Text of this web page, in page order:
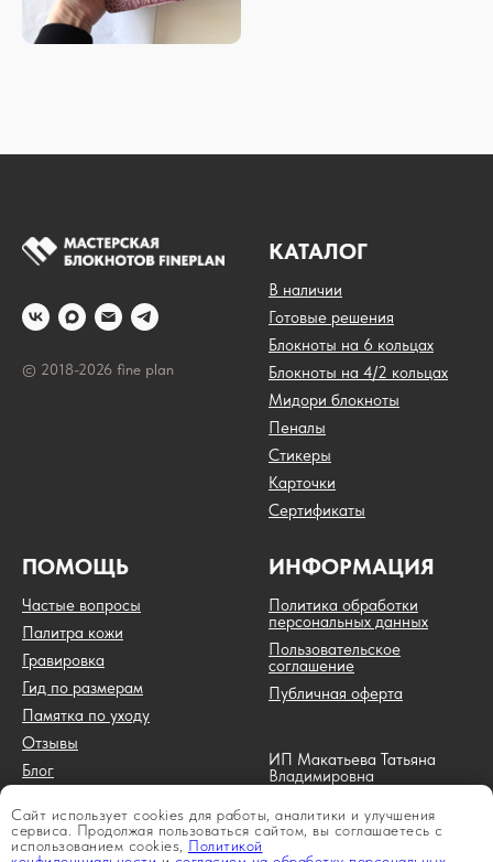
Сайт использует cookies для работы, аналитики и улучшения
сервиса. Продолжая пользоваться сайтом, вы соглашаетесь с
использованием cookies, Политикой
© 2018-2026 fine plan
КАТАЛОГ
В наличии
Готовые решения
Блокноты на 6 кольцах
Блокноты на 4/2 кольцах
Мидори блокноты
Пеналы
Стикеры
Карточки
Сертификаты
ПОМОЩЬ
Частые вопросы
Палитра кожи
Гравировка
Гид по размерам
Памятка по уходу
Отзывы
Блог
ИНФОРМАЦИЯ
Политика обработки
персональных данных
Пользовательское
соглашение
Публичная оферта
ИП Макатьева Татьяна
Владимировна
ОГРН 320745600012622
Г. Челябинск